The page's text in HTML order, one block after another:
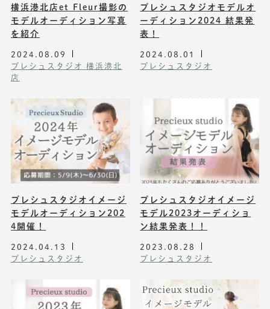
横浜港北店et Fleur撮影の
モデルオーディション写真
を紹介
2024.08.09
プレシュスタジオ 横浜港北
店
プレシュスタジオモデルオ
ーディション2024 結果発
表！
2024.08.01
プレシュスタジオ
プレシュスタジオイメージ
モデルオーディション202
4開催！
2024.04.13
プレシュスタジオ
プレシュスタジオイメージ
モデル2023オーディショ
ン結果発表！！
2023.08.28
プレシュスタジオ